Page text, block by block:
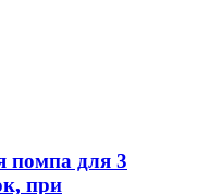
помпа для 3
при